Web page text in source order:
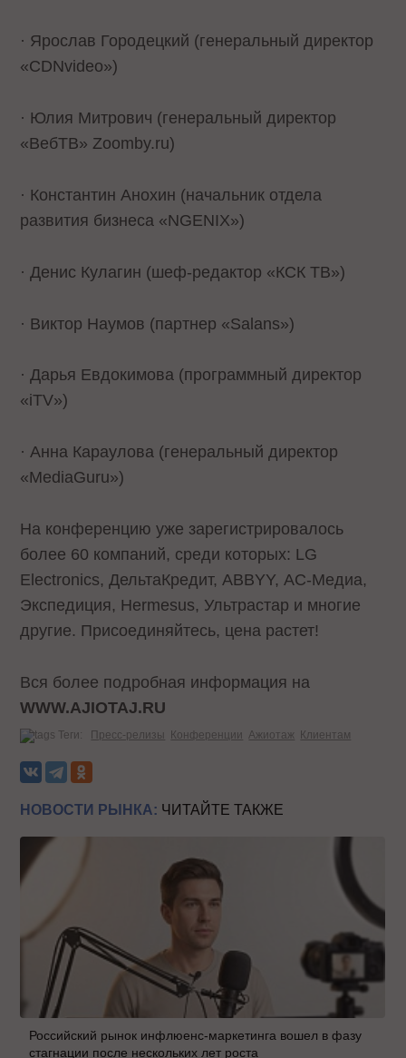
· Ярослав Городецкий (генеральный директор
«CDNvideo»)
· Юлия Митрович (генеральный директор
«ВебТВ» Zoomby.ru)
· Константин Анохин (начальник отдела
развития бизнеса «NGENIX»)
· Денис Кулагин (шеф-редактор «КСК ТВ»)
· Виктор Наумов (партнер «Salans»)
· Дарья Евдокимова (программный директор
«iTV»)
· Анна Караулова (генеральный директор
«MediaGuru»)
На конференцию уже зарегистрировалось
более 60 компаний, среди которых: LG
Electronics, ДельтаКредит, ABBYY, АС-Медиа,
Экспедиция, Hermesus, Ультрастар и многие
другие. Присоединяйтесь, цена растет!
Вся более подробная информация на
WWW.AJIOTAJ.RU
Теги: Пресс-релизы Конференции Ажиотаж Клиентам
НОВОСТИ РЫНКА: ЧИТАЙТЕ ТАКЖЕ
Российский рынок инфлюенс-маркетинга вошел в фазу
стагнации после нескольких лет роста